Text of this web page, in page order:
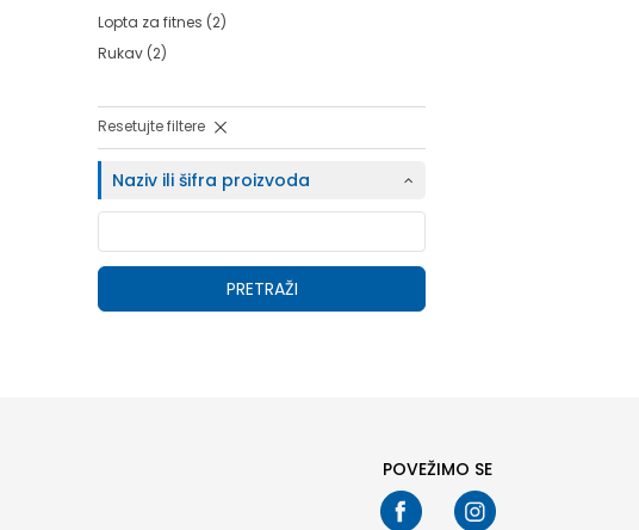
Lopta za fitnes (2)
Rukav (2)
Resetujte filtere
Naziv ili šifra proizvoda
PRETRAŽI
POVEŽIMO SE